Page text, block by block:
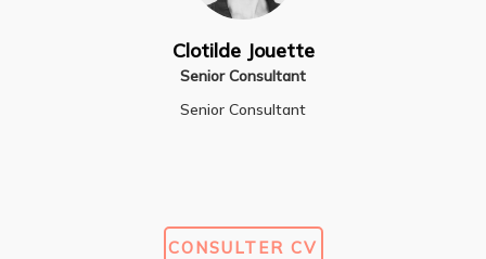
Clotilde Jouette
Senior Consultant
Senior Consultant
CONSULTER CV